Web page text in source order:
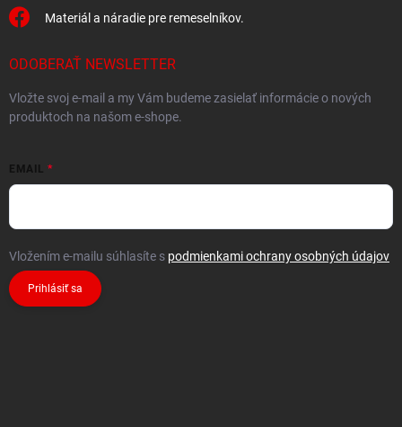
Materiál a náradie pre remeselníkov.
ODOBERAŤ NEWSLETTER
Vložte svoj e-mail a my Vám budeme zasielať informácie o nových
produktoch na našom e-shope.
EMAIL
Vložením e-mailu súhlasíte s podmienkami ochrany osobných údajov
Prihlásiť sa